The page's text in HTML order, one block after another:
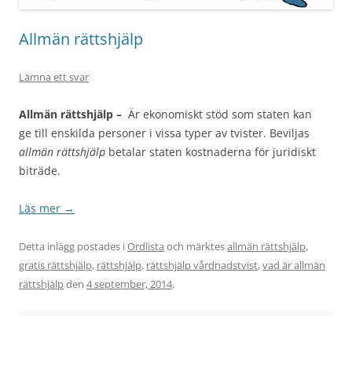
Allmän rättshjälp
Lämna ett svar
Allmän rättshjälp – Är ekonomiskt stöd som staten kan
ge till enskilda personer i vissa typer av tvister. Beviljas
allmän rättshjälp betalar staten kostnaderna för juridiskt
biträde.
Läs mer →
Detta inlägg postades iOrdlista och märktesallmän rättshjälp,
gratis rättshjälp, rättshjälp, rättshjälp vårdnadstvist,vad är allmän
rättshjälpden 4 september, 2014.